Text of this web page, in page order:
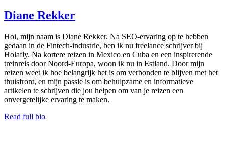
Diane Rekker
Hoi, mijn naam is Diane Rekker. Na SEO-ervaring op te hebben
gedaan in de Fintech-industrie, ben ik nu freelance schrijver bij
Holafly. Na kortere reizen in Mexico en Cuba en een inspirerende
treinreis door Noord-Europa, woon ik nu in Estland. Door mijn
reizen weet ik hoe belangrijk het is om verbonden te blijven met het
thuisfront, en mijn passie is om behulpzame en informatieve
artikelen te schrijven die jou helpen om van je reizen een
onvergetelijke ervaring te maken.
Read full bio